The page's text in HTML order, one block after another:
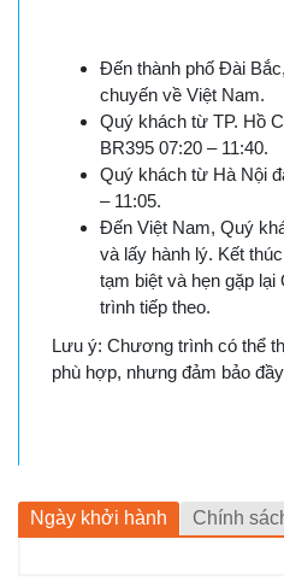
Đến thành phố Đài
chuyến về Việt Nam.
Quý khách từ TP. Hồ
BR395 07:20 – 11:40.
Quý khách từ Hà Nội
– 11:05.
Đến Việt Nam, Quý
và lấy hành lý. Kết
tạm biệt và hẹn gặp
trình tiếp theo.
Lưu ý: Chương trình có thể
phù hợp, nhưng đảm bảo
Ngày khởi hành Chính